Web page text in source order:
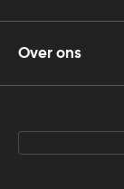
Over ons